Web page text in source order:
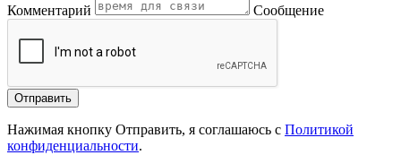
Комментарий Сообщение
Нажимая кнопку Отправить, я соглашаюсь с Политикой
конфиденциальности.